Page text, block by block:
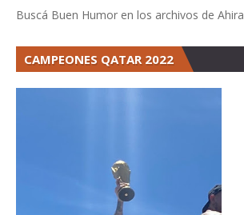
Buscá Buen Humor en los archivos de Ahira
CAMPEONES QATAR 2022